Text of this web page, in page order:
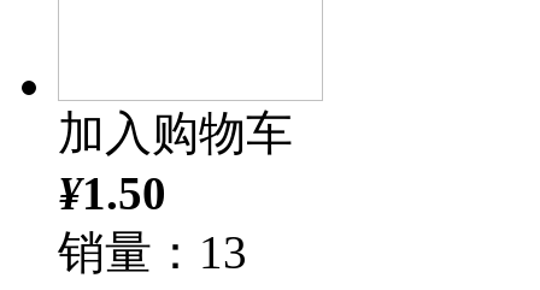
加入购物车
¥1.50
销量：13